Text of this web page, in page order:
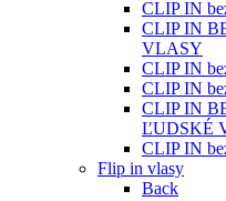
CLIP IN
CLIP IN
VLASY
CLIP IN
CLIP IN
CLIP IN
ĽUDSKÉ
CLIP IN
Flip in vlasy
Back